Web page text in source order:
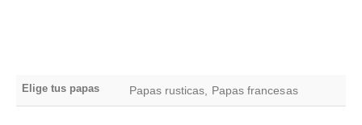
Elige tus papas Papas rusticas, Papas francesas